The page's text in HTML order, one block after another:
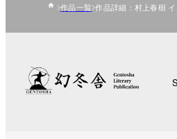
作品一覧 作品詳細：村上春樹